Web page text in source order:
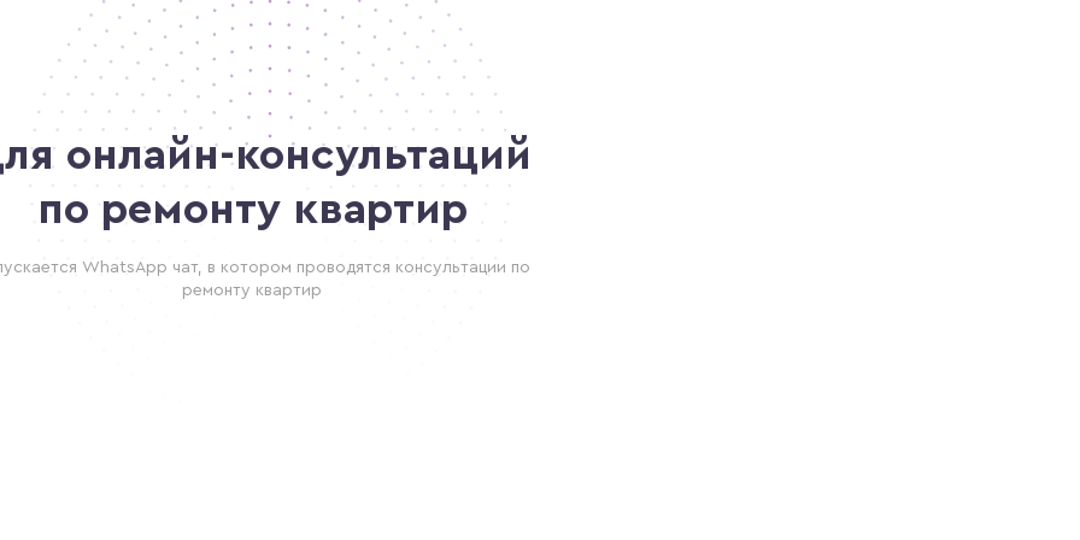
онлайн-консультаций
по ремонту квартир
WhatsApp чат, в котором проводятся консультации по
ремонту квартир